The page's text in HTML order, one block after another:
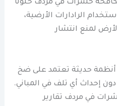
حشرات في مردف حلولًا
الرادارات الأرضية،
لمنع انتشار
حديثة تعتمد على ضخ
دون إحداث أي تلف في المباني.
في مردف تقارير